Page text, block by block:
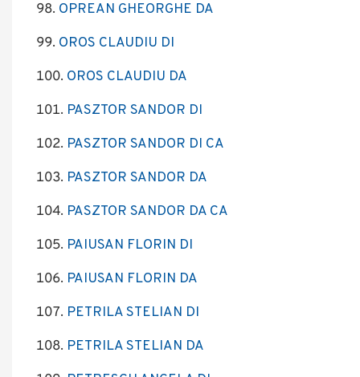
OPREAN GHEORGHE DA
OROS CLAUDIU DI
OROS CLAUDIU DA
PASZTOR SANDOR DI
PASZTOR SANDOR DI CA
PASZTOR SANDOR DA
PASZTOR SANDOR DA CA
PAIUSAN FLORIN DI
PAIUSAN FLORIN DA
PETRILA STELIAN DI
PETRILA STELIAN DA